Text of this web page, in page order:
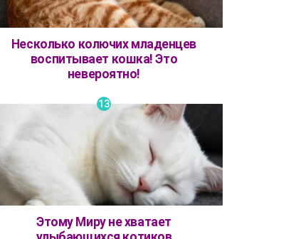
Несколько колючих младенцев
воспитывает кошка! Это
невероятно!
Этому Миру не хватает